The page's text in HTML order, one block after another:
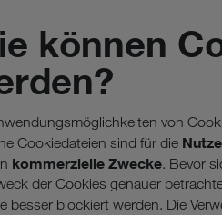
können
von
Cookiedateien sind für die
kommerzielle Zwecke. Bevor
der Cookies genauer
besser blockiert werden. Die